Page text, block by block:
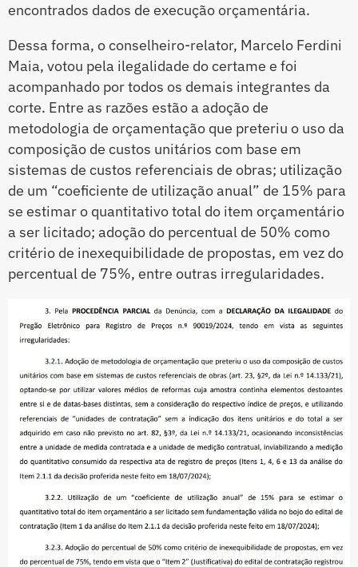
encontrados dados de execução orçamentária.
Dessa forma, o conselheiro-relator, Marcelo Ferdini
Maia, votou pela ilegalidade do certame e foi
acompanhado por todos os demais integrantes da
corte. Entre as razões estão a adoção de
metodologia de orçamentação que preteriu o uso da
composição de custos unitários com base em
sistemas de custos referenciais de obras; utilização
de um “coeficiente de utilização anual” de 15% para
se estimar o quantitativo total do item orçamentário
a ser licitado; adoção do percentual de 50% como
critério de inexequibilidade de propostas, em vez do
percentual de 75%, entre outras irregularidades.